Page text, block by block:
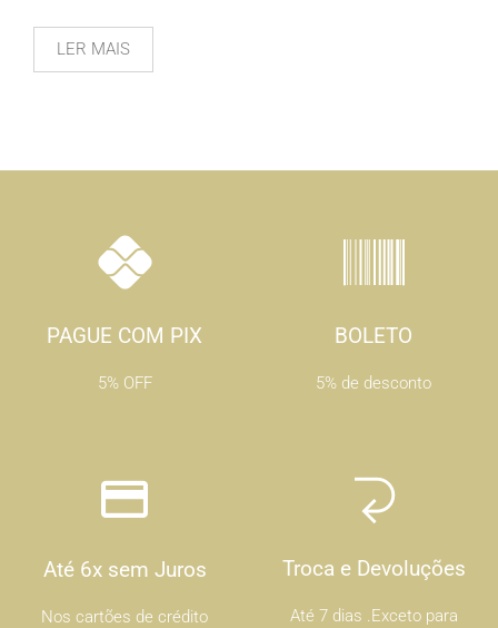
LER MAIS
PAGUE COM PIX
5% OFF
BOLETO
5% de desconto
Até 6x sem Juros
Nos cartões de crédito
Troca e Devoluções
Até 7 dias .Exceto para